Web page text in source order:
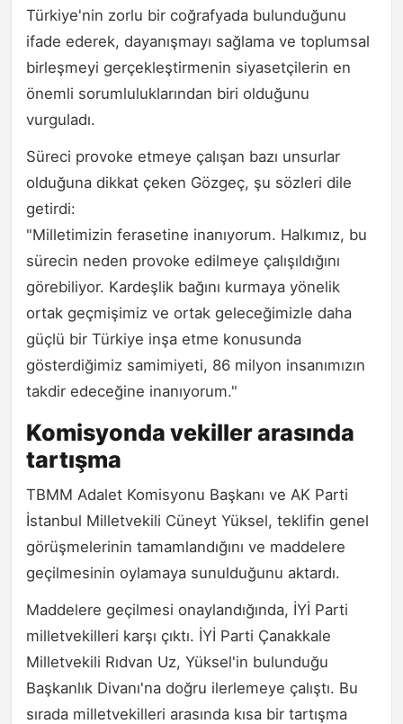
Türkiye'nin zorlu bir coğrafyada bulunduğunu
ifade ederek, dayanışmayı sağlama ve toplumsal
birleşmeyi gerçekleştirmenin siyasetçilerin en
önemli sorumluluklarından biri olduğunu
vurguladı.
Süreci provoke etmeye çalışan bazı unsurlar
olduğuna dikkat çeken Gözgeç, şu sözleri dile
getirdi:
"Milletimizin ferasetine inanıyorum. Halkımız, bu
sürecin neden provoke edilmeye çalışıldığını
görebiliyor. Kardeşlik bağını kurmaya yönelik
ortak geçmişimiz ve ortak geleceğimizle daha
güçlü bir Türkiye inşa etme konusunda
gösterdiğimiz samimiyeti, 86 milyon insanımızın
takdir edeceğine inanıyorum."
Komisyonda vekiller arasında
tartışma
TBMM Adalet Komisyonu Başkanı ve AK Parti
İstanbul Milletvekili Cüneyt Yüksel, teklifin genel
görüşmelerinin tamamlandığını ve maddelere
geçilmesinin oylamaya sunulduğunu aktardı.
Maddelere geçilmesi onaylandığında, İYİ Parti
milletvekilleri karşı çıktı. İYİ Parti Çanakkale
Milletvekili Rıdvan Uz, Yüksel'in bulunduğu
Başkanlık Divanı'na doğru ilerlemeye çalıştı. Bu
sırada milletvekilleri arasında kısa bir tartışma